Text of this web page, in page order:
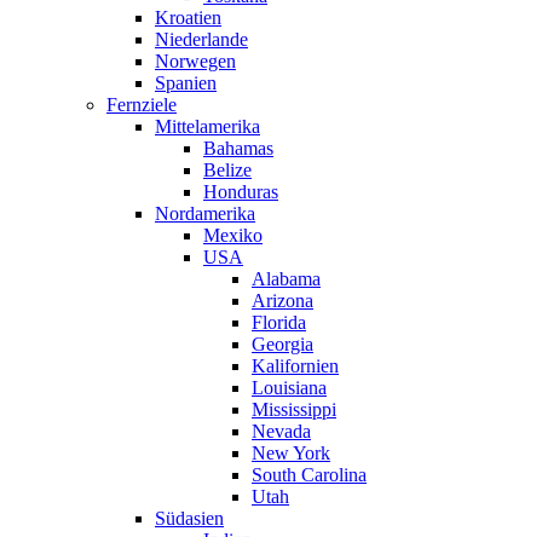
Kroatien
Niederlande
Norwegen
Spanien
Fernziele
Mittelamerika
Bahamas
Belize
Honduras
Nordamerika
Mexiko
USA
Alabama
Arizona
Florida
Georgia
Kalifornien
Louisiana
Mississippi
Nevada
New York
South Carolina
Utah
Südasien